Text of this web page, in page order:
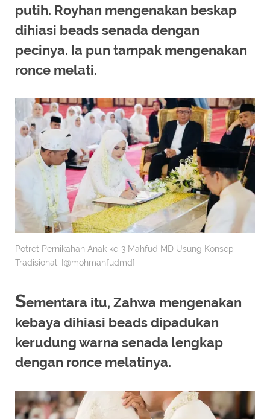
putih. Royhan mengenakan beskap
dihiasi beads senada dengan
pecinya. Ia pun tampak mengenakan
ronce melati.
Potret Pernikahan Anak ke-3 Mahfud MD Usung Konsep
Tradisional. [@mohmahfudmd]
Sementara itu, Zahwa mengenakan
kebaya dihiasi beads dipadukan
kerudung warna senada lengkap
dengan ronce melatinya.